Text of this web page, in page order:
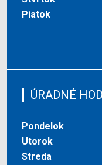
Piatok
ÚRADNÉ
Pondelok
Utorok
Streda